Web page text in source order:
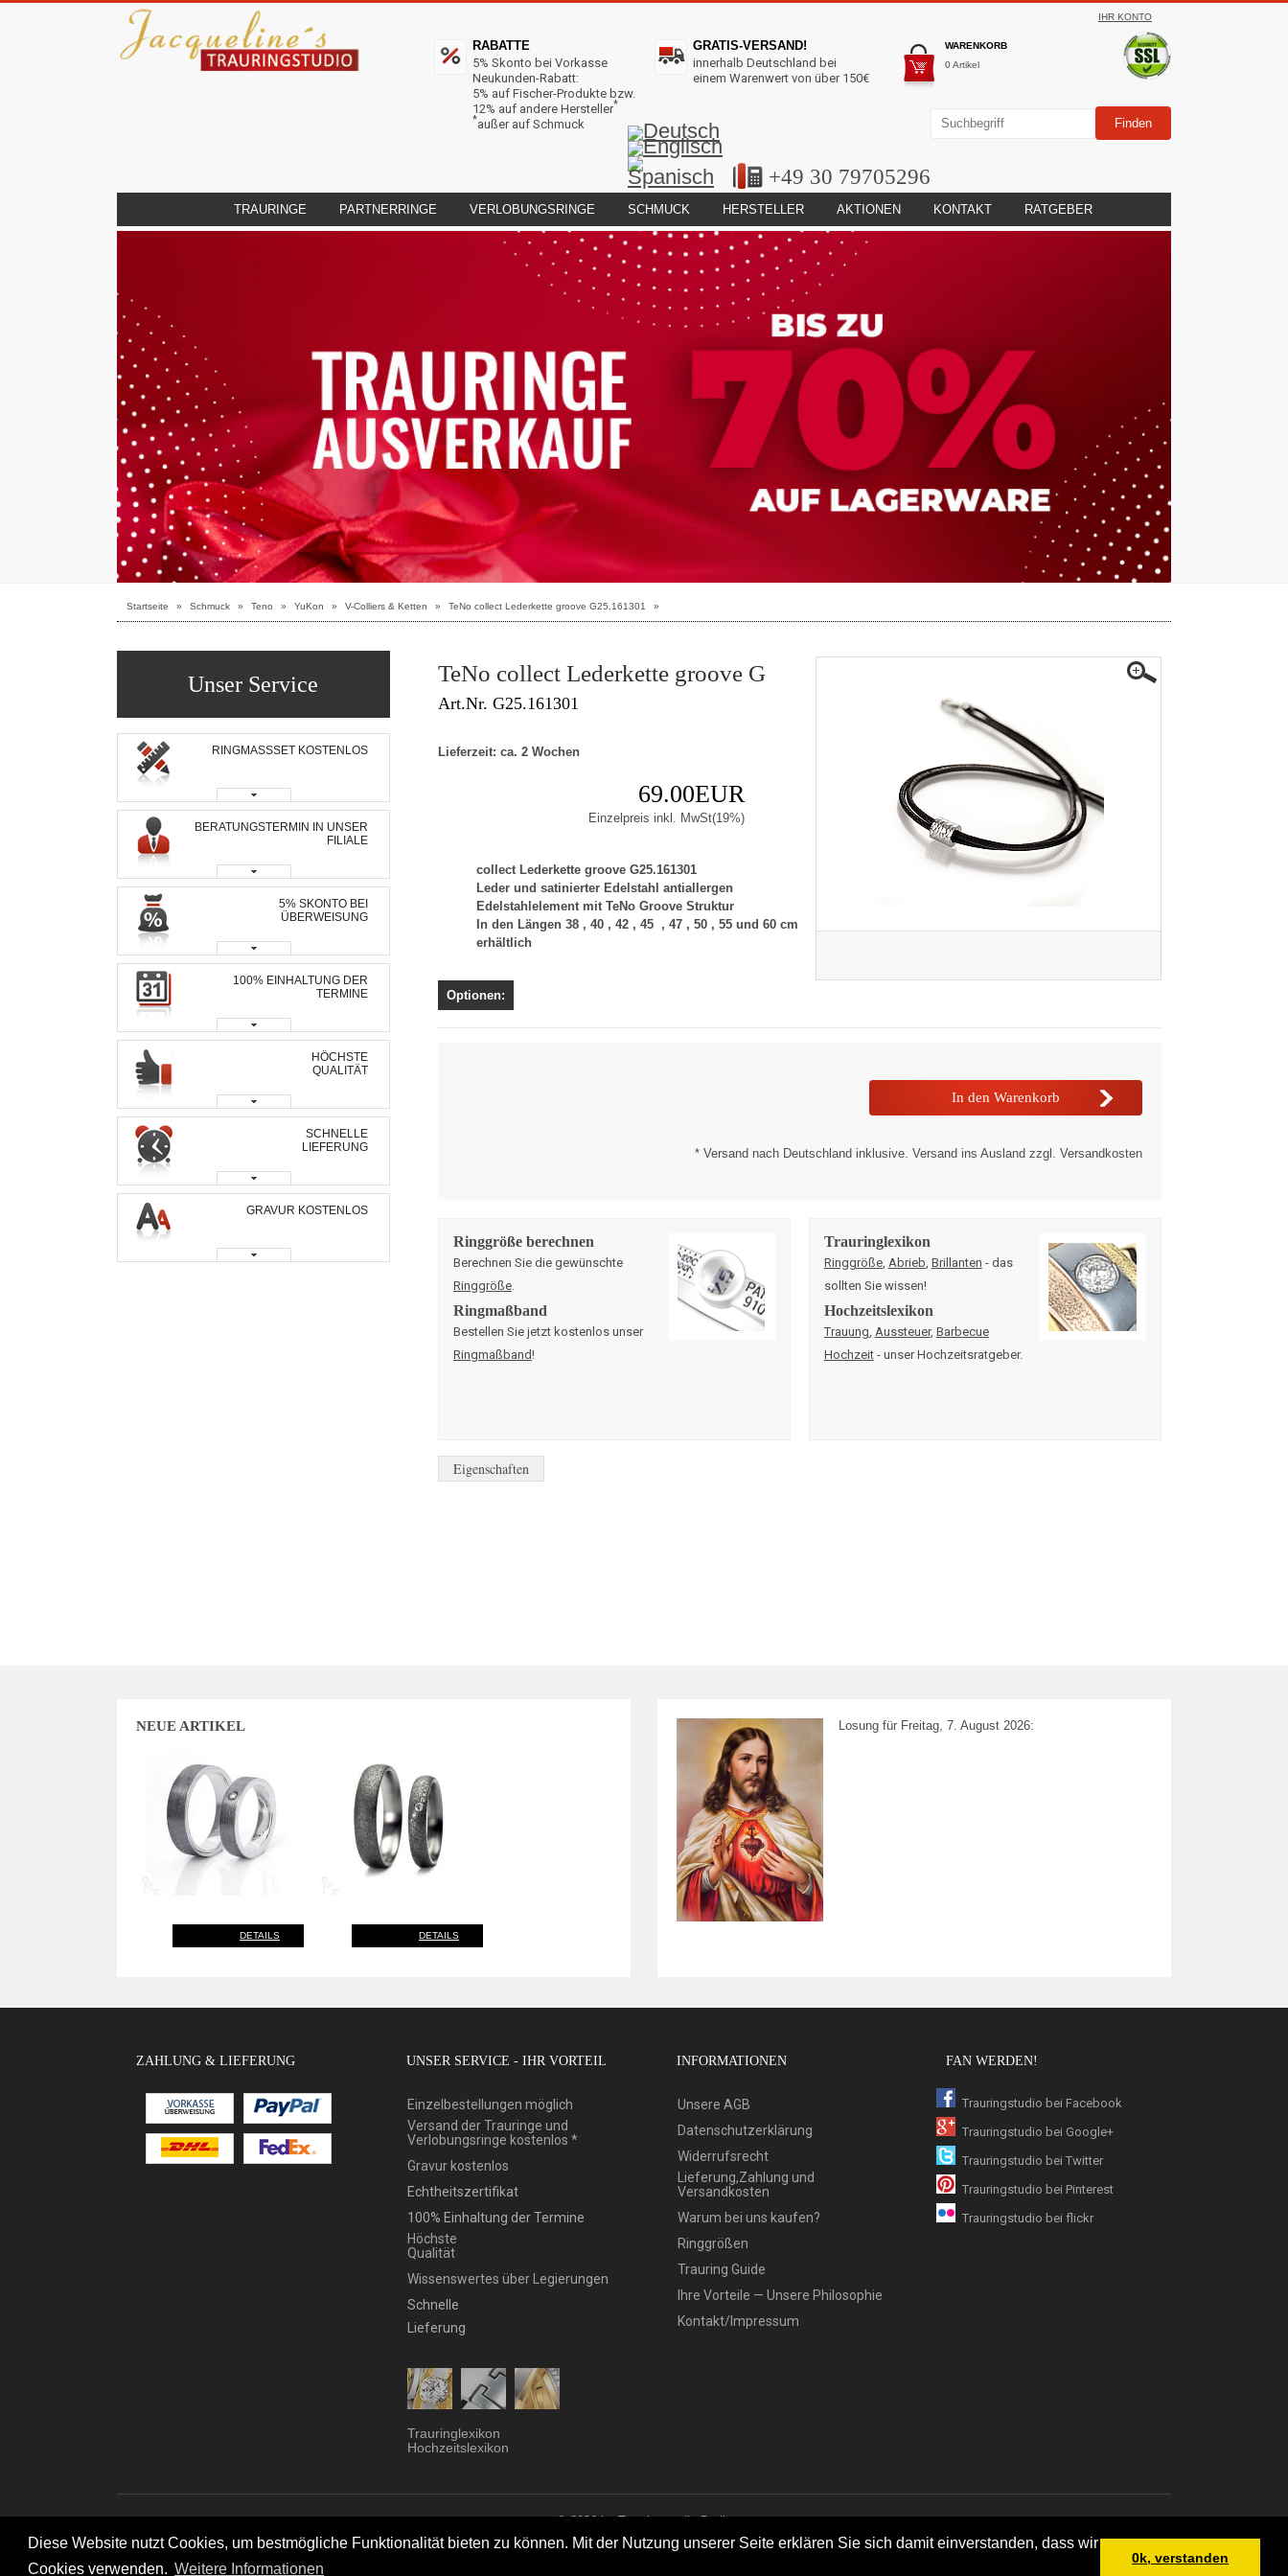
Diese Website nutzt Cookies, um bestmögliche Funktionalität bieten zu können. Mit der Nutzung unserer Seite erklären Sie sich damit einverstanden, dass wir
Cookies verwenden. Weitere Informationen
0k, verstanden
IHR KONTO
WARENKORB
0 Artikel
RABATTE
5% Skonto bei Vorkasse
Neukunden-Rabatt:
5% auf Fischer-Produkte bzw.
12% auf andere Hersteller*
*außer auf Schmuck
GRATIS-VERSAND!
innerhalb Deutschland bei
einem Warenwert von über 150€
+49 30 79705296
TRAURINGE PARTNERRINGE VERLOBUNGSRINGE SCHMUCK HERSTELLER AKTIONEN KONTAKT RATGEBER
Startseite » Schmuck » Teno » YuKon » V-Colliers & Ketten » TeNo collect Lederkette groove G25.161301 »
TeNo collect Lederkette groove G
Art.Nr. G25.161301
Lieferzeit: ca. 2 Wochen
69.00EUR
Einzelpreis inkl. MwSt(19%)
collect Lederkette groove G25.161301
Leder und satinierter Edelstahl antiallergen
Edelstahlelement mit TeNo Groove Struktur
In den Längen 38 , 40 , 42 , 45 , 47 , 50 , 55 und 60 cm
erhältlich
Optionen:
* Versand nach Deutschland inklusive. Versand ins Ausland zzgl. Versandkosten
Ringgröße berechnen
Berechnen Sie die gewünschte
Ringgröße.
Ringmaßband
Bestellen Sie jetzt kostenlos unser
Ringmaßband!
Trauringlexikon
Ringgröße, Abrieb, Brillanten - das
sollten Sie wissen!
Hochzeitslexikon
Trauung, Aussteuer, Barbecue
Hochzeit- unser Hochzeitsratgeber.
Eigenschaften
Unser Service
RINGMASSSET KOSTENLOS
BERATUNGSTERMIN IN UNSER
FILIALE
5% SKONTO BEI
ÜBERWEISUNG
100% EINHALTUNG DER
TERMINE
HÖCHSTE
QUALITÄT
SCHNELLE
LIEFERUNG
GRAVUR KOSTENLOS
NEUE ARTIKEL
DETAILS DETAILS
Losung für Freitag, 7. August 2026:
ZAHLUNG & LIEFERUNG UNSER SERVICE - IHR VORTEIL
Einzelbestellungen möglich
Versand der Trauringe und
Verlobungsringe kostenlos *
Gravur kostenlos
Echtheitszertifikat
100% Einhaltung der Termine
Höchste
Qualität
Wissenswertes über Legierungen
Schnelle
Lieferung
Trauringlexikon
Hochzeitslexikon
INFORMATIONEN
Unsere AGB
Datenschutzerklärung
Widerrufsrecht
Lieferung,Zahlung und
Versandkosten
Warum bei uns kaufen?
Ringgrößen
Trauring Guide
Ihre Vorteile — Unsere Philosophie
Kontakt/Impressum
FAN WERDEN!
Trauringstudio bei Facebook
Trauringstudio bei Google+
Trauringstudio bei Twitter
Trauringstudio bei Pinterest
Trauringstudio bei flickr
© 2026 by Trauringstudio Berlin
Trauringstudio
Trauringe Hersteller Kontakt/Impressum Aktionen | News Sitemap